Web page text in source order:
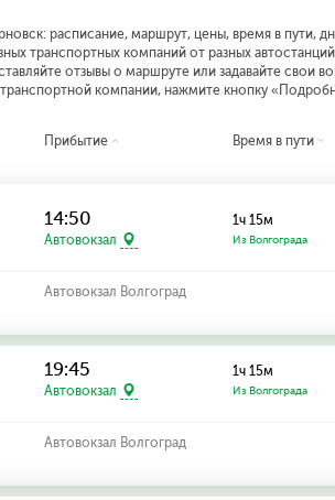
расписание, маршрут, цены, время в пути,
транспортных компаний от разных
отзывы о маршруте или задавайте свои
транспортной компании, нажмите кнопку
Прибытие Время в пути
14:50
Автовокзал
1ч 15м
Из Волгограда
Автовокзал Волгоград
19:45
Автовокзал
1ч 15м
Из Волгограда
Автовокзал Волгоград